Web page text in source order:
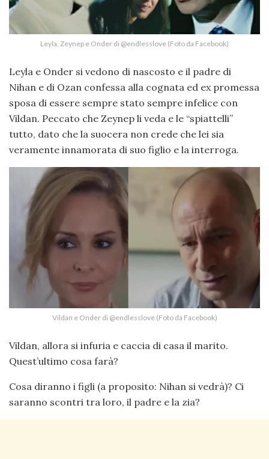
Leyla, Zeynep e Onder di @endlesslove (Foto da Facebook)
Leyla e Onder si vedono di nascosto e il padre di
Nihan e di Ozan confessa alla cognata ed ex promessa
sposa di essere sempre stato sempre infelice con
Vildan. Peccato che Zeynep li veda e le “spiattelli”
tutto, dato che la suocera non crede che lei sia
veramente innamorata di suo figlio e la interroga.
Vildan e Onder di @endlesslove (Foto da Facebook)
Vildan, allora si infuria e caccia di casa il marito.
Quest’ultimo cosa farà?
Cosa diranno i figli (a proposito: Nihan si vedrà)? Ci
saranno scontri tra loro, il padre e la zia?